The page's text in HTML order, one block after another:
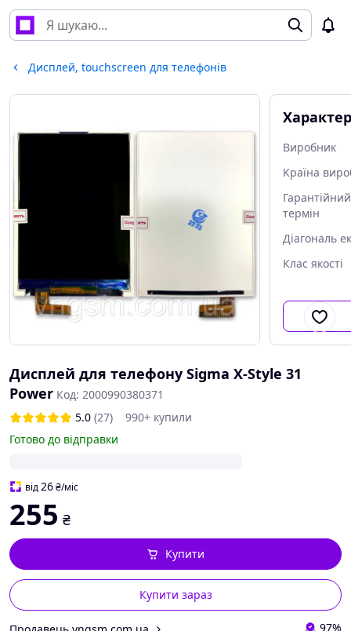
Дисплей, touchscreen для телефонів
Виробник
Країна
Гарантійний
термін
Діагональ
Клас якості
Дисплей для телефону Sigma X-Style 31
Power Код: 2000990380371
5.0 (27)
990+ купили
Готово до відправки
від26₴/міс
255 ₴
Купити зараз
Купити
97%